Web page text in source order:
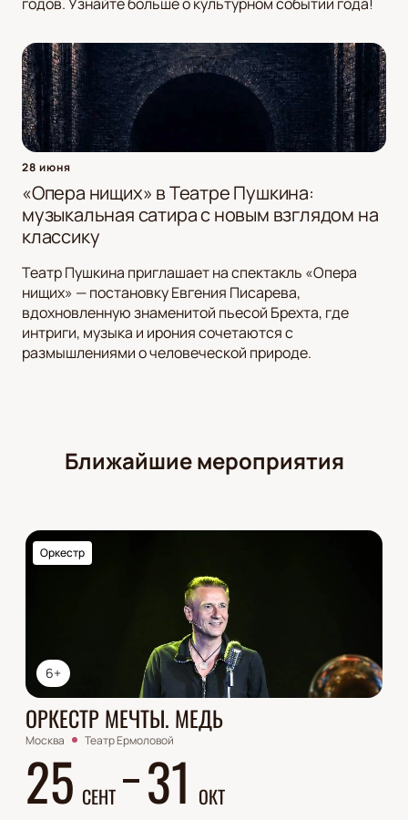
годов. Узнайте больше о культурном событии года!
28 июня
«Опера нищих» в Театре Пушкина:
музыкальная сатира с новым взглядом на
классику
Театр Пушкина приглашает на спектакль «Опера
нищих» — постановку Евгения Писарева,
вдохновленную знаменитой пьесой Брехта, где
интриги, музыка и ирония сочетаются с
размышлениями о человеческой природе.
Ближайшие мероприятия
6+
Оркестр
ОРКЕСТР МЕЧТЫ. МЕДЬ
Москва Театр Ермоловой
25 СЕНТ 31 ОКТ